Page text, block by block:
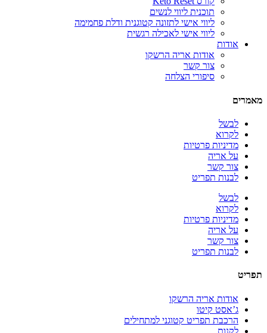
תוכנית ליווי לנשים
ליווי אישי לתזונה קטוגנית ודלת פחמימה
ליווי אישי לאכילה רגשית
אודות
אודות אריה הרשקו
צור קשר
סיפורי הצלחה
מאמרים
לבשל
לקרוא
מדיניות פרטיות
על אריה
צור קשר
לבנות תפריט
לבשל
לקרוא
מדיניות פרטיות
על אריה
צור קשר
לבנות תפריט
תפריט
אודות אריה הרשקו
ג’אסט קיטו
הרכבת תפריט קטוגני למתחילים
לקנות